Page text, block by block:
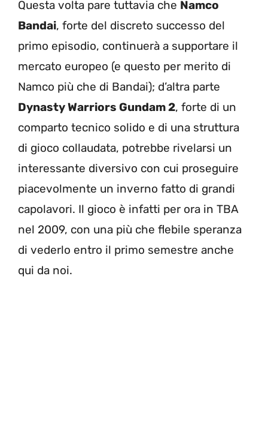
Questa volta pare tuttavia che Namco
Bandai, forte del discreto successo del
primo episodio, continuerà a supportare il
mercato europeo (e questo per merito di
Namco più che di Bandai); d’altra parte
Dynasty Warriors Gundam 2, forte di un
comparto tecnico solido e di una struttura
di gioco collaudata, potrebbe rivelarsi un
interessante diversivo con cui proseguire
piacevolmente un inverno fatto di grandi
capolavori. Il gioco è infatti per ora in TBA
nel 2009, con una più che flebile speranza
di vederlo entro il primo semestre anche
qui da noi.